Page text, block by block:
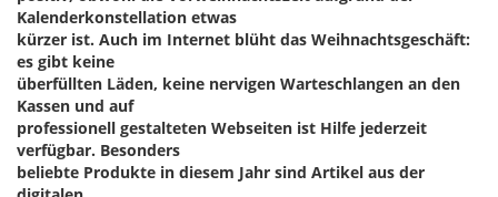
Kalenderkonstellation etwas
kürzer ist. Auch im Internet blüht das Weihnachtsgeschäft:
es gibt keine
überfüllten Läden, keine nervigen Warteschlangen an den
Kassen und auf
professionell gestalteten Webseiten ist Hilfe jederzeit
verfügbar. Besonders
beliebte Produkte in diesem Jahr sind Artikel aus der